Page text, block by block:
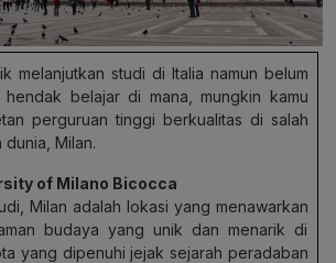
melanjutkan studi di Italia namun belum
hendak belajar di mana, mungkin kamu
perguruan tinggi berkualitas di salah
dunia, Milan.
of Milano Bicocca
Milan adalah lokasi yang menawarkan
budaya yang unik dan menarik di
yang dipenuhi jejak sejarah peradaban